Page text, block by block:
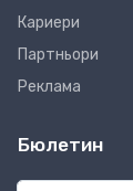
Кариери
Партньори
Реклама
Бюлетин